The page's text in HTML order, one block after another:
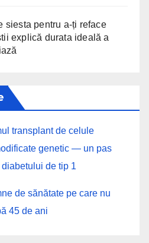
siesta pentru a-ți reface
explică durata ideală a
transplant de celule
genetic — un pas
de tip 1
de sănătate pe care nu
45 de ani